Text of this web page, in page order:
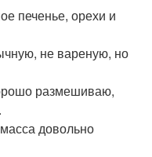
печенье, орехи и
не вареную, но
размешиваю,
довольно